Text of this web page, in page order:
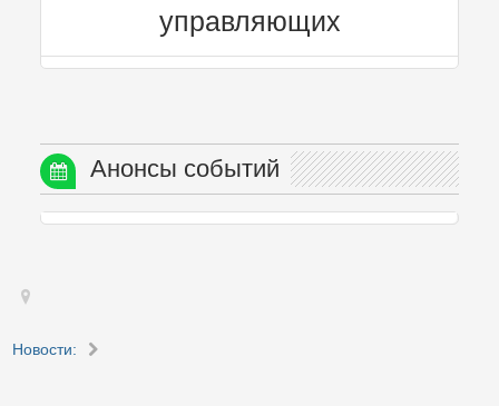
управляющих
Анонсы событий
Новости: